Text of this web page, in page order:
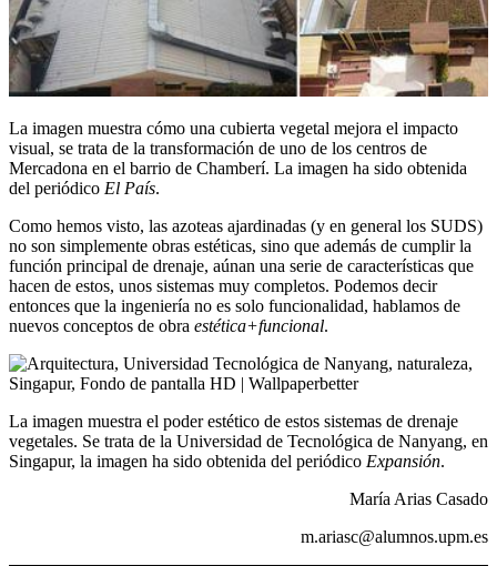
La imagen muestra cómo una cubierta vegetal mejora el impacto
visual, se trata de la transformación de uno de los centros de
Mercadona en el barrio de Chamberí. La imagen ha sido obtenida
del periódico El País.
Como hemos visto, las azoteas ajardinadas (y en general los SUDS)
no son simplemente obras estéticas, sino que además de cumplir la
función principal de drenaje, aúnan una serie de características que
hacen de estos, unos sistemas muy completos. Podemos decir
entonces que la ingeniería no es solo funcionalidad, hablamos de
nuevos conceptos de obra estética+funcional.
La imagen muestra el poder estético de estos sistemas de drenaje
vegetales. Se trata de la Universidad de Tecnológica de Nanyang, en
Singapur, la imagen ha sido obtenida del periódico Expansión.
María Arias Casado
m.ariasc@alumnos.upm.es